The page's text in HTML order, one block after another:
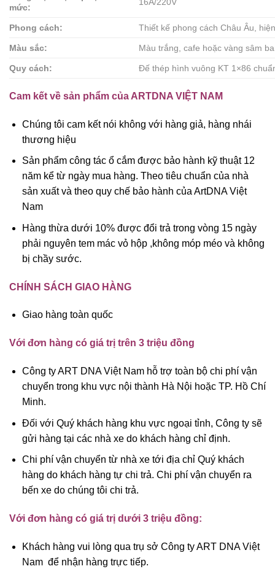
mức:
Phong cách: Thiết kế phong cách Châu Âu,
Màu sắc: Màu trắng, cafe hoặc vàng sâm
Quy cách: Đế thép hình vuông KT 1×86
Cam kết về sản phẩm của ARTDNA VIỆT NAM
Chúng tôi cam kết nói không với hàng giả, hàng nhái
thương hiệu
Sản phẩm công tác ổ cắm được bảo hành kỹ thuật 12
năm kể từ ngày mua hàng. Theo tiêu chuẩn của nhà
sản xuất và theo quy chế bảo hành của ArtDNA Việt
Nam
Hàng thừa dưới 10% được đổi trả trong vòng 15 ngày
phải nguyên tem mác vỏ hộp ,không móp méo và không
bị chầy sước.
CHÍNH SÁCH GIAO HÀNG
Giao hàng toàn quốc
Với đơn hàng có giá trị trên 3 triệu đồng
Công ty ART DNA Việt Nam hỗ trợ toàn bộ chi phí vận
chuyển trong khu vực nội thành Hà Nội hoặc TP. Hồ Chí
Minh.
Đối với Quý khách hàng khu vực ngoại tỉnh, Công ty sẽ
gửi hàng tại các nhà xe do khách hàng chỉ định.
Chi phí vận chuyển từ nhà xe tới địa chỉ Quý khách
hàng do khách hàng tự chi trả. Chi phí vận chuyển ra
bến xe do chúng tôi chi trả.
Với đơn hàng có giá trị dưới 3 triệu đồng:
Khách hàng vui lòng qua trụ sở Công ty ART DNA Việt
Nam để nhận hàng trực tiếp.